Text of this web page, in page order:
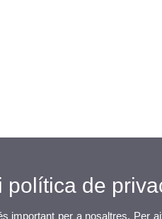
política de
important per a nosaltres. Per